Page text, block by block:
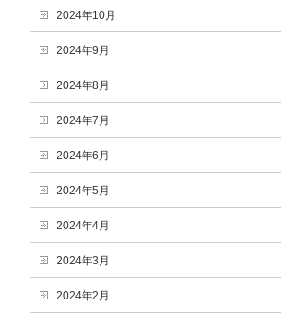
2024年10月
2024年9月
2024年8月
2024年7月
2024年6月
2024年5月
2024年4月
2024年3月
2024年2月